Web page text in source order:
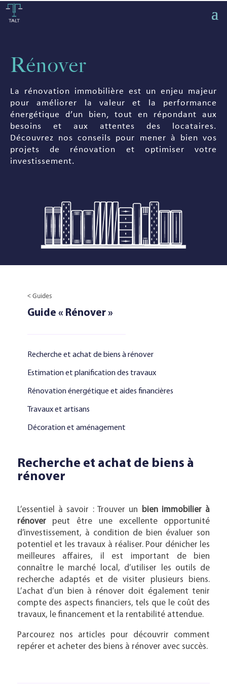
Rénover
La rénovation immobilière est un enjeu majeur
pour améliorer la valeur et la performance
énergétique d’un bien, tout en répondant aux
besoins et aux attentes des locataires.
Découvrez nos conseils pour mener à bien vos
projets de rénovation et optimiser votre
investissement.
< Guides
Guide « Rénover »
Recherche et achat de biens à rénover
Estimation et planification des travaux
Rénovation énergétique et aides financières
Travaux et artisans
Décoration et aménagement
Recherche et achat de biens à
rénover
L’essentiel à savoir : Trouver un
bien immobilier à
rénoverpeut être une excellente opportunité
d’investissement, à condition de bien évaluer son
potentiel et les travaux à réaliser. Pour dénicher les
meilleures affaires, il est important de bien
connaître le marché local, d’utiliser les outils de
recherche adaptés et de visiter plusieurs biens.
L’achat d’un bien à rénover doit également tenir
compte des aspects financiers, tels que le coût des
travaux, le financement et la rentabilité attendue.
Parcourez nos articles pour découvrir comment
repérer et acheter des biens à rénover avec succès.